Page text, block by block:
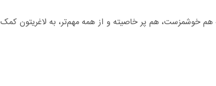
هم خوشمزست، هم پر خاصیته و از همه مهم‌تر، به لاغریتون کمک